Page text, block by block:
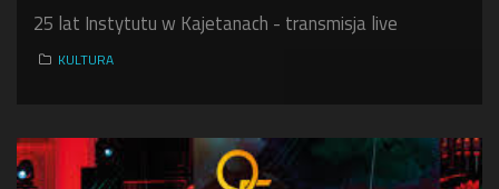
25 lat Instytutu w Kajetanach - transmisja live
KULTURA